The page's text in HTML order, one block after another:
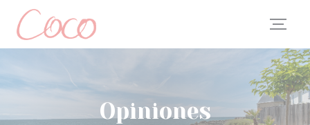
Personalización de sus opciones de cookies
Opiniones